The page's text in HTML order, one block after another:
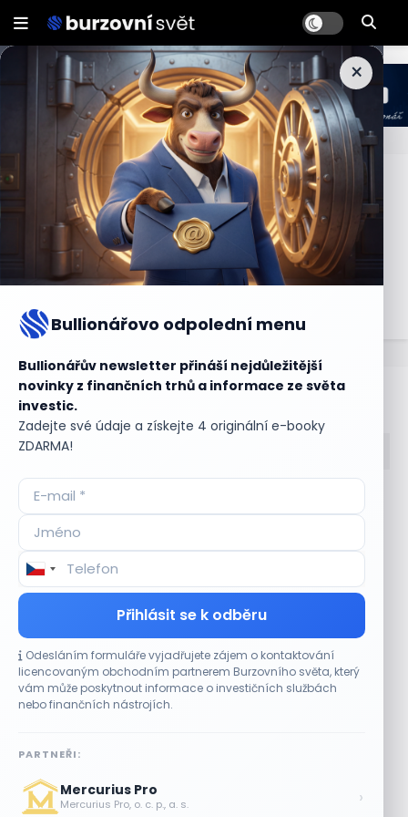
×
Bullionářovo odpolední menu
Bullionářův newsletter přináší nejdůležitější
novinky z finančních trhů a informace ze světa
investic.
Zadejte své údaje a získejte 4 originální e-booky
ZDARMA!
Přihlásit se k odběru
Odesláním formuláře vyjadřujete zájem o kontaktování
licencovaným obchodním partnerem Burzovního světa, který
vám může poskytnout informace o investičních službách
nebo finančních nástrojích.
PARTNEŘI:
Mercurius Pro
Mercurius Pro, o. c. p., a. s. ›
Trend
Trend je dlouhodobý směr, kterým se vyvíjí cena nebo
hodnota určitého finančního nástroje nebo ukazatele.
Může se jednat o vzestupný trend, kdy cena postupně
roste, nebo o sestupný trend, kdy cena klesá. Analýza
trendů se používá k predikci budoucího vývoje trhu.
Bullionářův slovníček
Accumulate
ADR (Americké
depozitní certifikáty)
Advokátní úschova
Akcie
Akcie kmenová
Akcie na doručitele
Akcie prioritní
Akciové riziko (Risk On
Shares)
Akciové trhy
Alikvotní úrokový výnos
(AUV)
Alokace
Komunální dluhopisy
Konvertibilní obligace
Kotace
Kotovaná měna
Krátká pozice
Krátká pozice (short
selling)
Krátký klient